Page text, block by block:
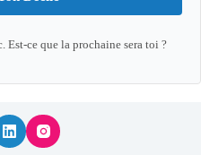
Est-ce que la prochaine sera toi ?